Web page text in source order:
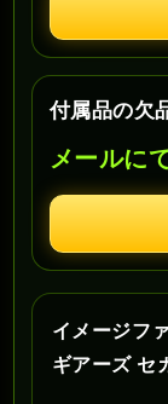
付属品の欠
メールに
イメージフ
ギアーズ セ